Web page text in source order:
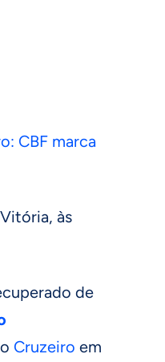
CBF marca
às
de
Cruzeiro em